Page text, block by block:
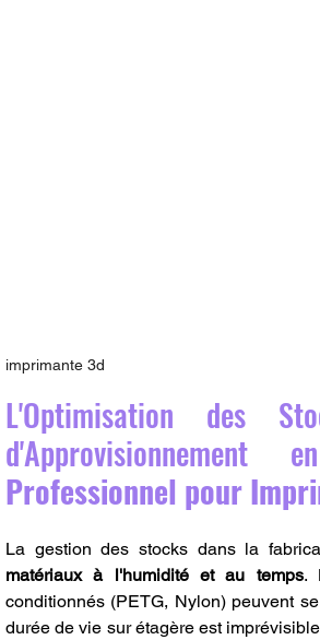
imprimante 3d
L'Optimisation des
d'Approvisionnement
Professionnel pour
La gestion des stocks dans la
matériaux à l'humidité et au temps.
conditionnés (PETG, Nylon) peuvent
durée de vie sur étagère est